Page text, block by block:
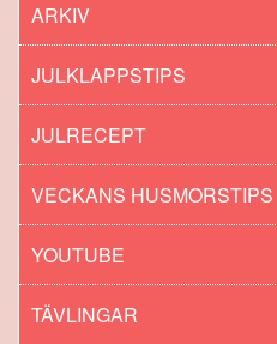
ARKIV
JULKLAPPSTIPS
JULRECEPT
VECKANS HUSMORSTIPS
YOUTUBE
TÄVLINGAR